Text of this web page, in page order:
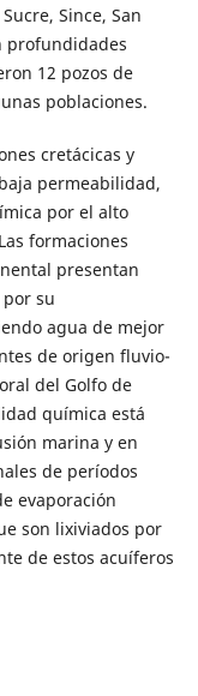
Since, San
profundidades
12 pozos de
poblaciones.
cretácicas y
permeabilidad,
por el alto
formaciones
presentan
su
agua de mejor
de origen fluvio-
del Golfo de
química está
marina y en
de períodos
evaporación
son lixiviados por
de estos acuíferos